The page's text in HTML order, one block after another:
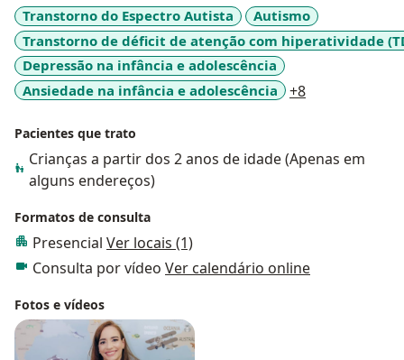
Transtorno do Espectro Autista
Autismo
Transtorno de déficit de atenção com hiperatividade
Depressão na infância e adolescência
Ansiedade na infância e adolescência
+8
Pacientes que trato
Crianças a partir dos 2 anos de idade (Apenas em
alguns endereços)
Formatos de consulta
Presencial Ver locais (1)
Consulta por vídeo Ver calendário online
Fotos e vídeos